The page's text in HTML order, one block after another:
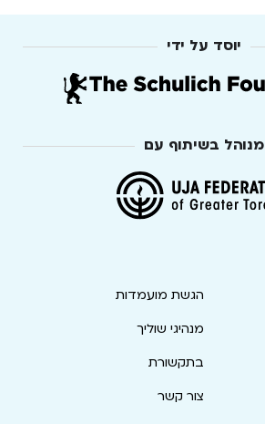
יוסד על ידי
מנוהל בשיתוף עם
הגשת מועמדות
מנהיגי שוליך
בתקשורת
צור קשר